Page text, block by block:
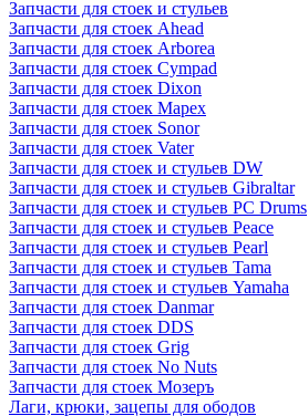
Запчасти для стоек и стульев
Запчасти для стоек Ahead
Запчасти для стоек Arborea
Запчасти для стоек Cympad
Запчасти для стоек Dixon
Запчасти для стоек Mapex
Запчасти для стоек Sonor
Запчасти для стоек Vater
Запчасти для стоек и стульев DW
Запчасти для стоек и стульев Gibraltar
Запчасти для стоек и стульев PC Drums
Запчасти для стоек и стульев Peace
Запчасти для стоек и стульев Pearl
Запчасти для стоек и стульев Tama
Запчасти для стоек и стульев Yamaha
Запчасти для стоек Danmar
Запчасти для стоек DDS
Запчасти для стоек Grig
Запчасти для стоек No Nuts
Запчасти для стоек Мозеръ
Лаги, крюки, зацепы для ободов